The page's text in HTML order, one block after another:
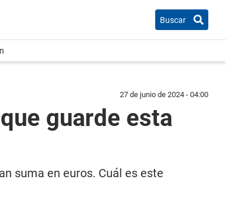
Buscar
27 de junio de 2024 - 04:00
guarde esta
suma en euros. Cuál es este